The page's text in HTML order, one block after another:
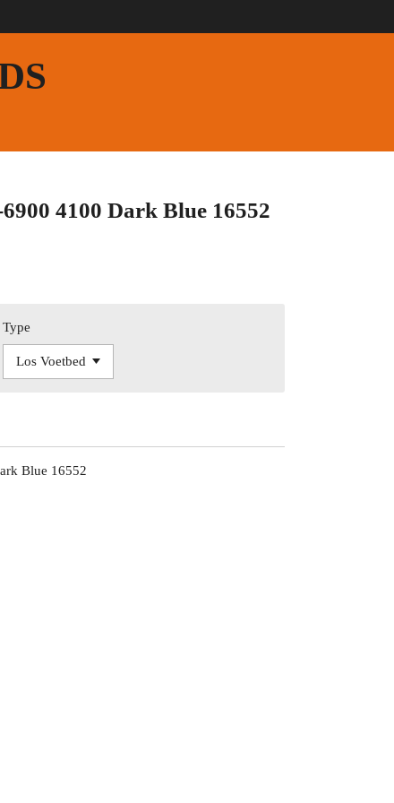
4100 Dark Blue 16552
Type
Blue 16552